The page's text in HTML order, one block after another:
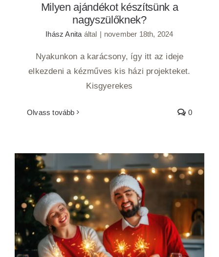
Milyen ajándékot készítsünk a
nagyszülőknek?
Ihász Anita által | november 18th, 2024
Nyakunkon a karácsony, így itt az ideje
elkezdeni a kézműves kis házi projekteket.
Kisgyerekes
Olvass tovább 0
Hogyan készíts szerelmes kuponfüzetet